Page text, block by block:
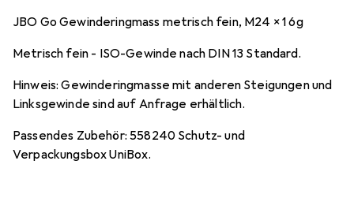
JBO Go Gewinderingmass metrisch fein, M24 x 1 6g
Metrisch fein - ISO-Gewinde nach DIN 13 Standard.
Hinweis: Gewinderingmasse mit anderen Steigungen und
Linksgewinde sind auf Anfrage erhältlich.
Passendes Zubehör: 558240 Schutz- und
Verpackungsbox UniBox.